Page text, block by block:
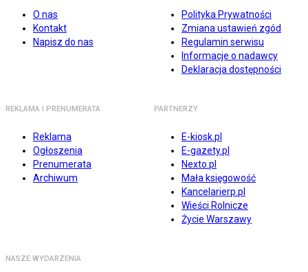
O nas
Kontakt
Napisz do nas
Polityka Prywatności
Zmiana ustawień zgód
Regulamin serwisu
Informacje o nadawcy
Deklaracja dostępności
REKLAMA I PRENUMERATA
Reklama
Ogłoszenia
Prenumerata
Archiwum
PARTNERZY
E-kiosk.pl
E-gazety.pl
Nexto.pl
Mała księgowość
Kancelarierp.pl
Wieści Rolnicze
Życie Warszawy
NASZE WYDARZENIA